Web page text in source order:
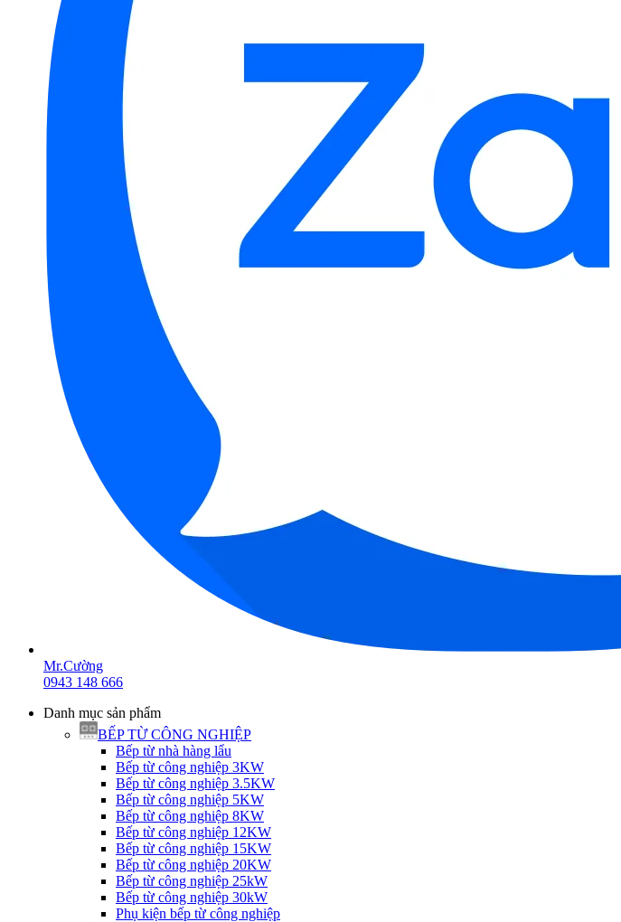
Mr.Cường
0943 148 666
Danh mục sản phẩm
BẾP TỪ CÔNG NGHIỆP
Bếp từ nhà hàng lẩu
Bếp từ công nghiệp 3KW
Bếp từ công nghiệp 3.5KW
Bếp từ công nghiệp 5KW
Bếp từ công nghiệp 8KW
Bếp từ công nghiệp 12KW
Bếp từ công nghiệp 15KW
Bếp từ công nghiệp 20KW
Bếp từ công nghiệp 25kW
Bếp từ công nghiệp 30kW
Phụ kiện bếp từ công nghiệp